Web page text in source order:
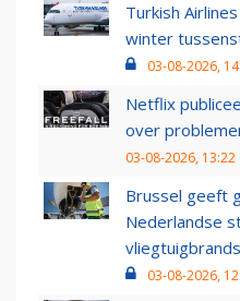
Turkish
winter
03-08-2026,
Netflix
over
03-08-2026, 13:22
Brussel geeft
Nederlandse
03-08-2026,